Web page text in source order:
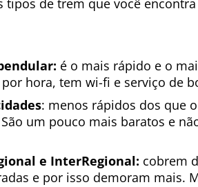
tipos de trem que você
é o mais rápido e o
hora, tem wi-fi e serviço de
: menos rápidos dos que
um pouco mais baratos e
e InterRegional: cobrem
e por isso demoram mais.